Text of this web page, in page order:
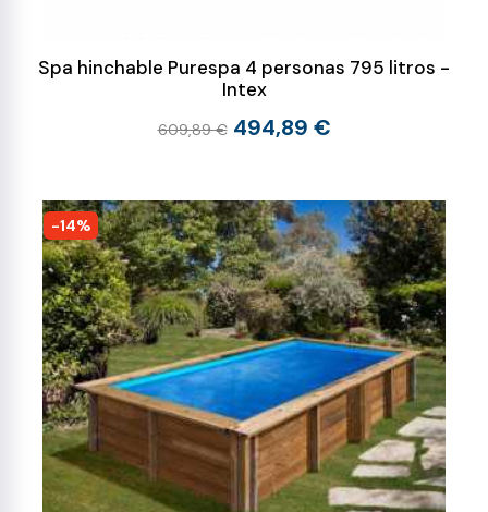
Spa hinchable Purespa 4 personas 795 litros -
Intex
609,89 € 494,89 €
-14%